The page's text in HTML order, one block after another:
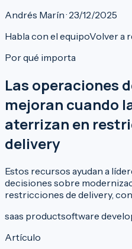
Andrés Marín · 23/12/2025
Habla con el equipoVolver a
Por qué importa
Las operaciones
mejoran cuando
aterrizan en
delivery
Estos recursos ayudan a
decisiones sobre
restricciones de delivery,
saas productsoftware
Artículo